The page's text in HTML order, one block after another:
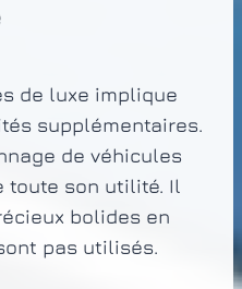
de luxe implique
supplémentaires.
de véhicules
toute son utilité. Il
bolides en
pas utilisés.